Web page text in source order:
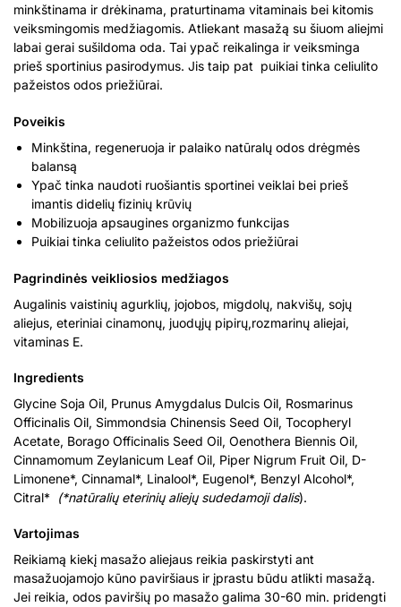
minkštinama ir drėkinama, praturtinama vitaminais bei kitomis
veiksmingomis medžiagomis. Atliekant masažą su šiuom aliejmi
labai gerai sušildoma oda. Tai ypač reikalinga ir veiksminga
prieš sportinius pasirodymus. Jis taip pat puikiai tinka celiulito
pažeistos odos priežiūrai.
Poveikis
Minkština, regeneruoja ir palaiko natūralų odos drėgmės
balansą
Ypač tinka naudoti ruošiantis sportinei veiklai bei prieš
imantis didelių fizinių krūvių
Mobilizuoja apsaugines organizmo funkcijas
Puikiai tinka celiulito pažeistos odos priežiūrai
Pagrindinės veikliosios medžiagos
Augalinis vaistinių agurklių, jojobos, migdolų, nakvišų, sojų
aliejus, eteriniai cinamonų, juodųjų pipirų,rozmarinų aliejai,
vitaminas E.
Ingredients
Glycine Soja Oil, Prunus Amygdalus Dulcis Oil, Rosmarinus
Officinalis Oil, Simmondsia Chinensis Seed Oil, Tocopheryl
Acetate, Borago Officinalis Seed Oil, Oenothera Biennis Oil,
Cinnamomum Zeylanicum Leaf Oil, Piper Nigrum Fruit Oil, D-
Limonene*, Cinnamal*, Linalool*, Eugenol*, Benzyl Alcohol*,
Citral*
(*natūralių eterinių aliejų sudedamoji dalis).
Vartojimas
Reikiamą kiekį masažo aliejaus reikia paskirstyti ant
masažuojamojo kūno paviršiaus ir įprastu būdu atlikti masažą.
Jei reikia, odos paviršių po masažo galima 30-60 min. pridengti